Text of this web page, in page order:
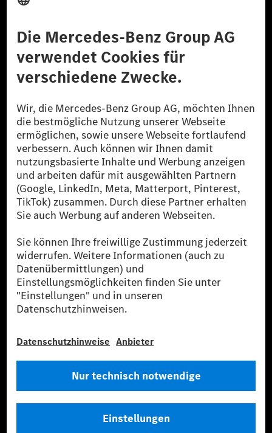
Datenschutz Lizenzhinweise Dritter Barrierefreiheit
© 2026 Mercedes-Benz Group AG. Alle Rechte vorbehalten.
[1] Bilanziell CO₂-neutral bedeutet, dass nicht vermiedene oder nicht
reduzierte CO₂-Emissionen bei der Mercedes-Benz Group durch
zertifizierte Ausgleichsprojekte kompensiert werden.
[2] Renewable Charging ist ein integraler Bestandteil von MB.CHARGE
Public in Europa, den USA, Kanada und China. Sofern an der jeweiligen
Ladestation noch kein Strom aus erneuerbaren Energien vorliegt,
verwendet Renewable Charging Grünstromzertifikate*. Diese stellen
sicher, dass für Ladevorgänge über MB.CHARGE Public eine äquivalente
Strommenge aus erneuerbaren Energien ins Stromnetz eingespeist wird.
* Inkl. EKOenergy Ökolabel
* Die angegebenen Werte wurden nach dem vorgeschriebenen
Messverfahren WLTP (Worldwide harmonised Light vehicles Test
Procedure) ermittelt. Die angegebenen Spannweiten beziehen sich auf
den europäischen Markt. Der Energieverbrauch und der CO₂-Ausstoß
eines Pkw sind nicht nur von der effizienten Ausnutzung des Kraftstoffs
bzw. des Energieträgers durch den Pkw, sondern auch vom Fahrstil und
** Der Stromverbrauch wurde auf der Grundlage der VO 692/2008/EG
Fahrzeugkonfiguration.
*** Angaben zum Stromverbrauch und zur Reichweite sind vorläufig und
wurden intern nach Maßgabe der Zertifizierungsmethode „WLTP-
Typgenehmigung noch eine Konformitätsbescheinigung mit amtlichen